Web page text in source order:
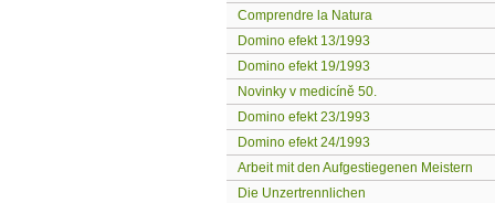
Comprendre la Natura
Domino efekt 13/1993
Domino efekt 19/1993
Novinky v medicíně 50.
Domino efekt 23/1993
Domino efekt 24/1993
Arbeit mit den Aufgestiegenen Meistern
Die Unzertrennlichen